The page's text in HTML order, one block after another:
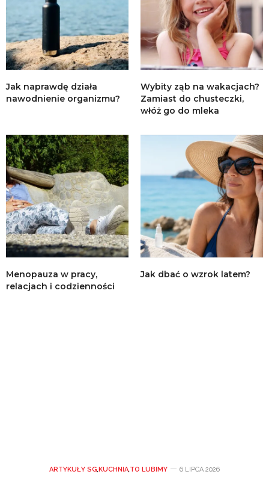
Jak naprawdę działa
nawodnienie organizmu?
Wybity ząb na wakacjach?
Zamiast do chusteczki,
włóż go do mleka
Menopauza w pracy,
relacjach i codzienności
Jak dbać o wzrok latem?
ARTYKUŁY SG,KUCHNIA,TO LUBIMY 6 LIPCA 2026